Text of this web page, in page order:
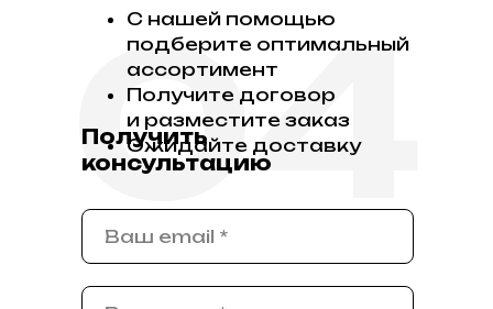
04
Получить
консультацию
С нашей помощью
подберите оптимальный
ассортимент
Получите договор
и разместите заказ
Ожидайте доставку